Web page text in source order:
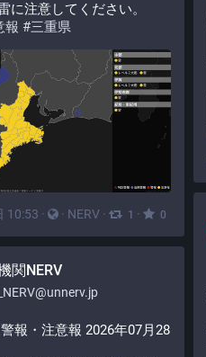
に注意してください。
報 #三重県
10:53 · · NERV · 1 · 0
関NERV
警報・注意報 2026年07月28